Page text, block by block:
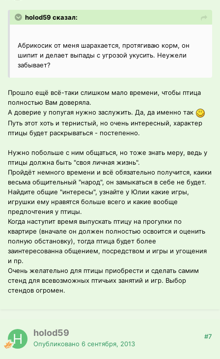
holod59 сказал:
Абрикосик от меня шарахается, протягиваю корм, он
шипит и делает выпады с угрозой укусить. Неужели
забывает?
Прошло ещё всё-таки слишком мало времени, чтобы птица
полностью Вам доверяла.
А доверие у попугая нужно заслужить. Да, да именно так
Путь этот хоть и тернистый, но очень интересный, характер
птицы будет раскрываться - постепенно.
Нужно побольше с ним общаться, но тоже знать меру, ведь у
птицы должна быть "своя личная жизнь".
Пройдёт немного времени и всё обязательно получится, каики
весьма общительный "народ", он замыкаться в себе не будет.
Найдите общие "интересы", узнайте у Юлии какие игры,
игрушки ему нравятся больше всего и какие вообще
предпочтения у птицы.
Когда наступит время выпускать птицу на прогулки по
квартире (вначале он должен полностью освоится и оценить
полную обстановку), тогда птица будет более
заинтересованна общением, посредством и игры и угощения
и пр.
Очень желательно для птицы приобрести и сделать самим
стенд для всевозможных птичьих занятий и игр. Выбор
стендов огромен.
holod59
Опубликовано 6 сентября, 2013
#7